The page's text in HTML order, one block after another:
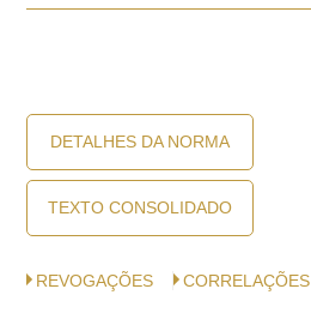
DETALHES DA NORMA
TEXTO CONSOLIDADO
REVOGAÇÕES CORRELAÇÕES